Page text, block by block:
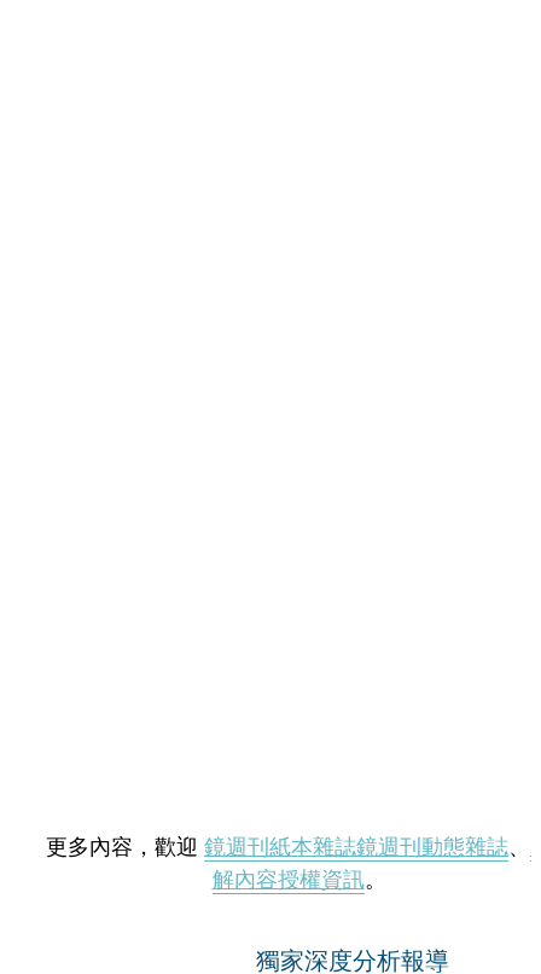
更多內容，歡迎 鏡週刊紙本雜誌鏡週刊動態雜誌、
解內容授權資訊。
獨家深度分析報導